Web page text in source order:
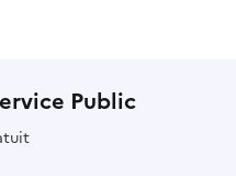
Public